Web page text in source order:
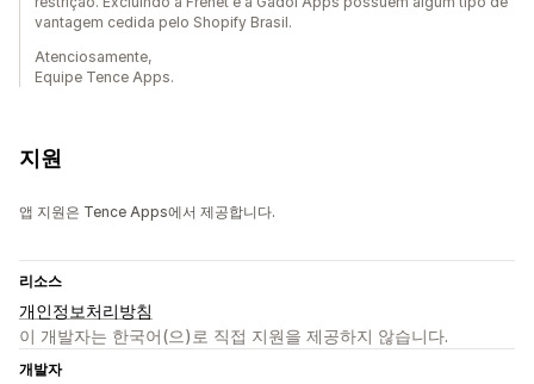
vantagem cedida pelo Shopify Brasil.
Atenciosamente,
Equipe Tence Apps.
지원
앱 지원은 Tence Apps에서 제공합니다.
리소스
개인정보처리방침
이 개발자는 한국어(으)로 직접 지원을 제공하지 않습니다.
개발자